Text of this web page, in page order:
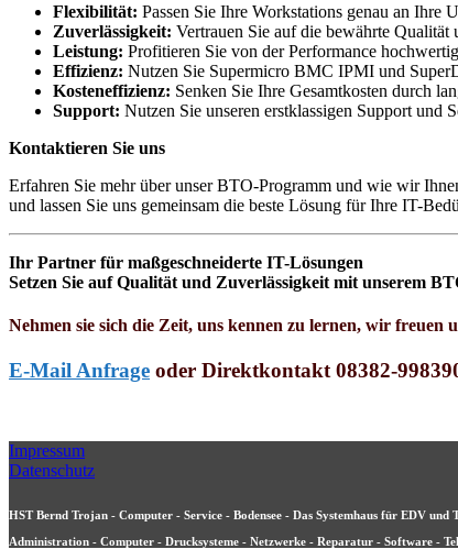
Flexibilität: Passen Sie Ihre Workstations genau an Ihre
Zuverlässigkeit: Vertrauen Sie auf die bewährte
Leistung: Profitieren Sie von der Performance
Effizienz: Nutzen Sie Supermicro BMC IPMI und
Kosteneffizienz: Senken Sie Ihre Gesamtkosten durch
Support: Nutzen Sie unseren erstklassigen Support und
Kontaktieren Sie uns
Erfahren Sie mehr über unser BTO-Programm und wie wir
und lassen Sie uns gemeinsam die beste Lösung für Ihre IT-
Ihr Partner für maßgeschneiderte IT-Lösungen
Setzen Sie auf Qualität und Zuverlässigkeit mit unserem
Nehmen sie sich die Zeit, uns kennen zu lernen, wir freuen
E-Mail Anfrage oder Direktkontakt 08382-
Impressum
Datenschutz
HST Bernd Trojan - Computer - Service - Bodensee - Das Systemhaus für EDV und
Administration - Computer - Drucksysteme - Netzwerke - Reparatur - Software -